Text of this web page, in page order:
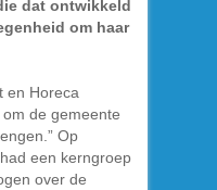
dat ontwikkeld
om haar
en Horeca
de gemeente
Op
een kerngroep
over de